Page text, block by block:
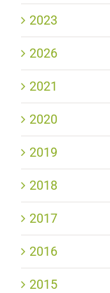
2023
2026
2021
2020
2019
2018
2017
2016
2015